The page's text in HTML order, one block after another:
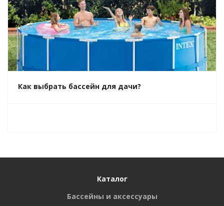
Как выбрать бассейн для дачи?
Каталог
Бассейны и аксессуары